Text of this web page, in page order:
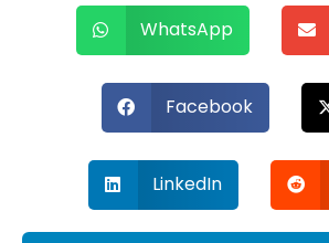
WhatsApp
Facebook
LinkedIn